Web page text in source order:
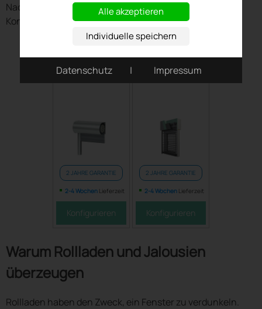
Nachteile von Rollladen, die Preise sowie die
Konfigurationsmöglichkeiten.
2 JAHRE GARANTIE
2-4 Wochen Lieferzeit
Konfigurieren
2 JAHRE GARANTIE
2-4 Wochen Lieferzeit
Konfigurieren
Warum Rollladen und Jalousien
überzeugen
Rollladen haben den Zweck, ein Fenster zu verdunkeln.
Alle akzeptieren
Individuelle speichern
Datenschutz | Impressum